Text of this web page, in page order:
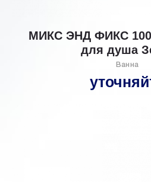
МИКС ЭНД ФИКС
для душа
Ванна